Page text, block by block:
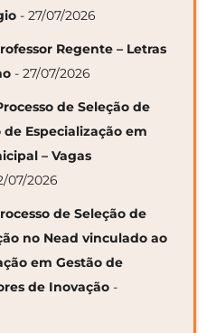
- 27/07/2026
Regente – Letras
- 27/07/2026
de Seleção de
Especialização em
– Vagas
07/2026
de Seleção de
no Nead vinculado ao
em Gestão de
de Inovação -